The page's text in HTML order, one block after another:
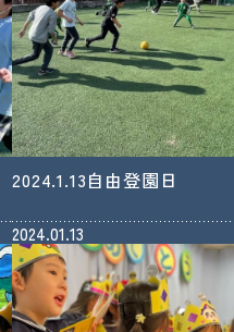
2024.1.13自由登園日
2024.01.13